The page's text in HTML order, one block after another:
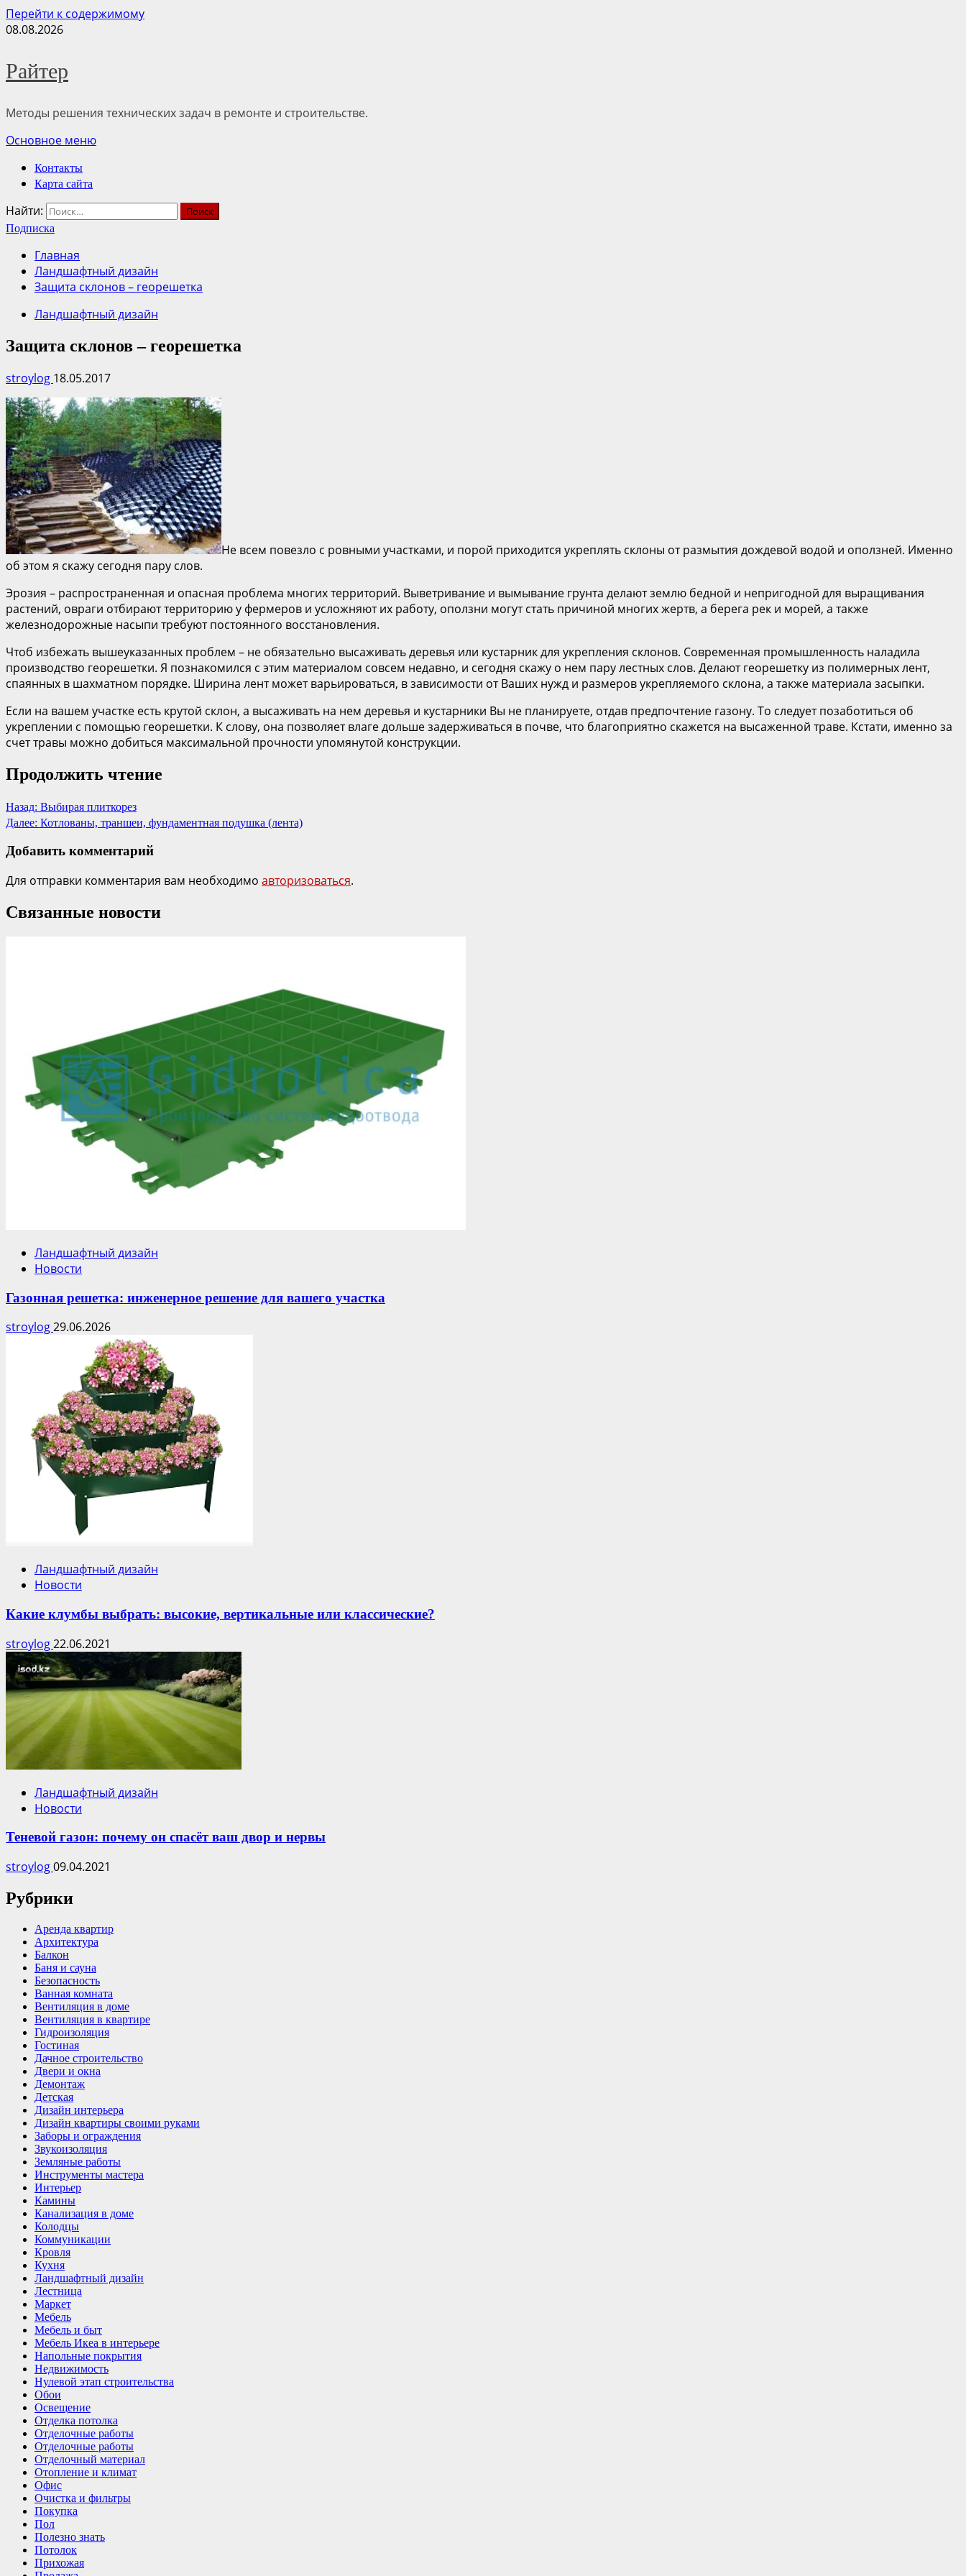
Перейти к содержимому
08.08.2026
Райтер
Методы решения технических задач в ремонте и строительстве.
Основное меню
Контакты
Карта сайта
Найти:
Подписка
Главная
Ландшафтный дизайн
Защита склонов – георешетка
Ландшафтный дизайн
Защита склонов – георешетка
stroylog 18.05.2017
Не всем повезло с ровными участками, и порой приходится укреплять склоны от размытия дождевой водой и оползней. Именно
об этом я скажу сегодня пару слов.
Эрозия – распространенная и опасная проблема многих территорий. Выветривание и вымывание грунта делают землю бедной и непригодной для выращивания
растений, овраги отбирают территорию у фермеров и усложняют их работу, оползни могут стать причиной многих жертв, а берега рек и морей, а также
железнодорожные насыпи требуют постоянного восстановления.
Чтоб избежать вышеуказанных проблем – не обязательно высаживать деревья или кустарник для укрепления склонов. Современная промышленность наладила
производство георешетки. Я познакомился с этим материалом совсем недавно, и сегодня скажу о нем пару лестных слов. Делают георешетку из полимерных лент,
спаянных в шахматном порядке. Ширина лент может варьироваться, в зависимости от Ваших нужд и размеров укрепляемого склона, а также материала засыпки.
Если на вашем участке есть крутой склон, а высаживать на нем деревья и кустарники Вы не планируете, отдав предпочтение газону. То следует позаботиться об
укреплении с помощью георешетки. К слову, она позволяет влаге дольше задерживаться в почве, что благоприятно скажется на высаженной траве. Кстати, именно за
счет травы можно добиться максимальной прочности упомянутой конструкции.
Продолжить чтение
Назад: Выбирая плиткорез
Далее: Котлованы, траншеи, фундаментная подушка (лента)
Добавить комментарий
Для отправки комментария вам необходимо авторизоваться.
Связанные новости
Ландшафтный дизайн
Новости
Газонная решетка: инженерное решение для вашего участка
stroylog29.06.2026
Ландшафтный дизайн
Новости
Какие клумбы выбрать: высокие, вертикальные или классические?
stroylog22.06.2021
Ландшафтный дизайн
Новости
Теневой газон: почему он спасёт ваш двор и нервы
stroylog09.04.2021
Рубрики
Аренда квартир
Архитектура
Балкон
Баня и сауна
Безопасность
Ванная комната
Вентиляция в доме
Вентиляция в квартире
Гидроизоляция
Гостиная
Дачное строительство
Двери и окна
Демонтаж
Детская
Дизайн интерьера
Дизайн квартиры своими руками
Заборы и ограждения
Звукоизоляция
Земляные работы
Инструменты мастера
Интерьер
Камины
Канализация в доме
Колодцы
Коммуникации
Кровля
Кухня
Ландшафтный дизайн
Лестница
Маркет
Мебель
Мебель и быт
Мебель Икеа в интерьере
Напольные покрытия
Недвижимость
Нулевой этап строительства
Обои
Освещение
Отделка потолка
Отделочные работы
Отделочные работы
Отделочный материал
Отопление и климат
Офис
Очистка и фильтры
Покупка
Пол
Полезно знать
Потолок
Прихожая